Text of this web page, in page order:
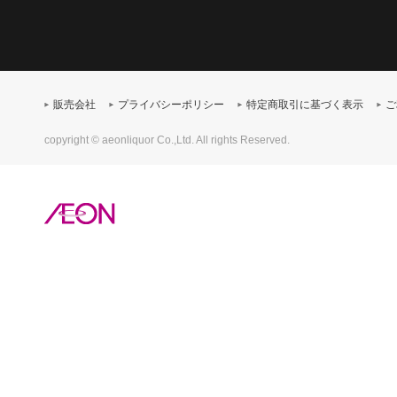
販売会社 プライバシーポリシー 特定商取引に基づく表示
copyright © aeonliquor Co.,Ltd. All rights Reserved.